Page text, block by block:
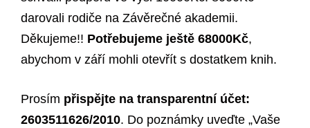
darovali rodiče na Závěrečné akademii.
Děkujeme!! Potřebujeme ještě 68000Kč,
abychom v září mohli otevřít s dostatkem knih.
Prosím přispějte na transparentní účet:
2603511626/2010. Do poznámky uveďte „Vaše